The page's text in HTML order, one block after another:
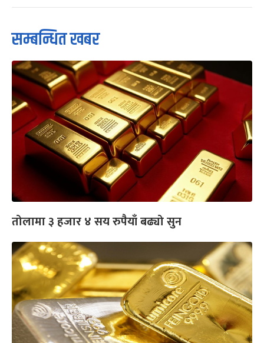
सम्बन्धित खबर
तोलामा ३ हजार ४ सय रुपैयाँ बढ्यो सुन